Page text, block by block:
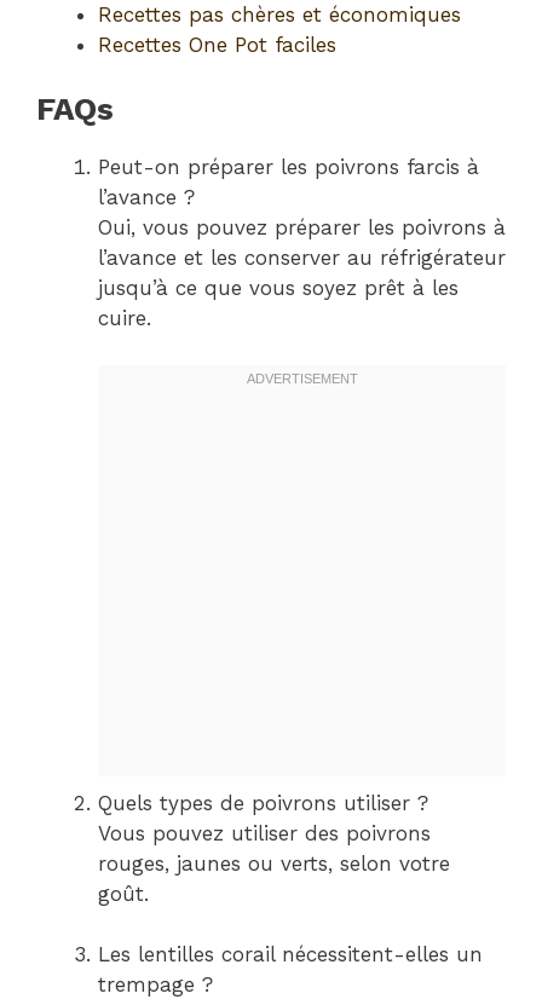
Recettes pas chères et économiques
Recettes One Pot faciles
FAQs
Peut-on préparer les poivrons farcis à
l’avance ?
Oui, vous pouvez préparer les poivrons à
l’avance et les conserver au réfrigérateur
jusqu’à ce que vous soyez prêt à les
cuire.
Quels types de poivrons utiliser ?
Vous pouvez utiliser des poivrons
rouges, jaunes ou verts, selon votre
goût.
Les lentilles corail nécessitent-elles un
trempage ?